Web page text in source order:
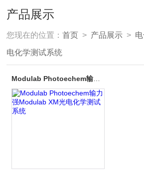
产品展示
您现在的位置：首页 > 产品展示 >
电化学测试系统